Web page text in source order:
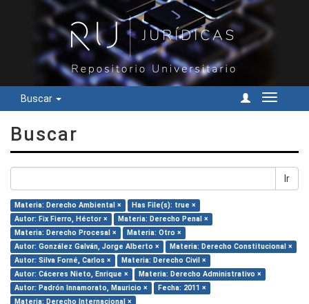
Buscar
Cambiar
Buscar
Ir
Materia: Derecho Ambiental ×
Has File(s): true ×
Autor: Fix Fierro, Héctor ×
Materia: Derecho Penal ×
Materia: Derecho Procesal ×
Materia: Otro ×
Autor: González Galván, Jorge Alberto ×
Materia: Derecho Constitucional ×
Autor: Silva Forné, Carlos ×
Materia: Derecho Civil ×
Autor: Cáceres Nieto, Enrique ×
Materia: Derecho Administrativo ×
Autor: Padrón Innamorato, Mauricio ×
Fecha: 2011 ×
Materia: Derecho Internacional ×